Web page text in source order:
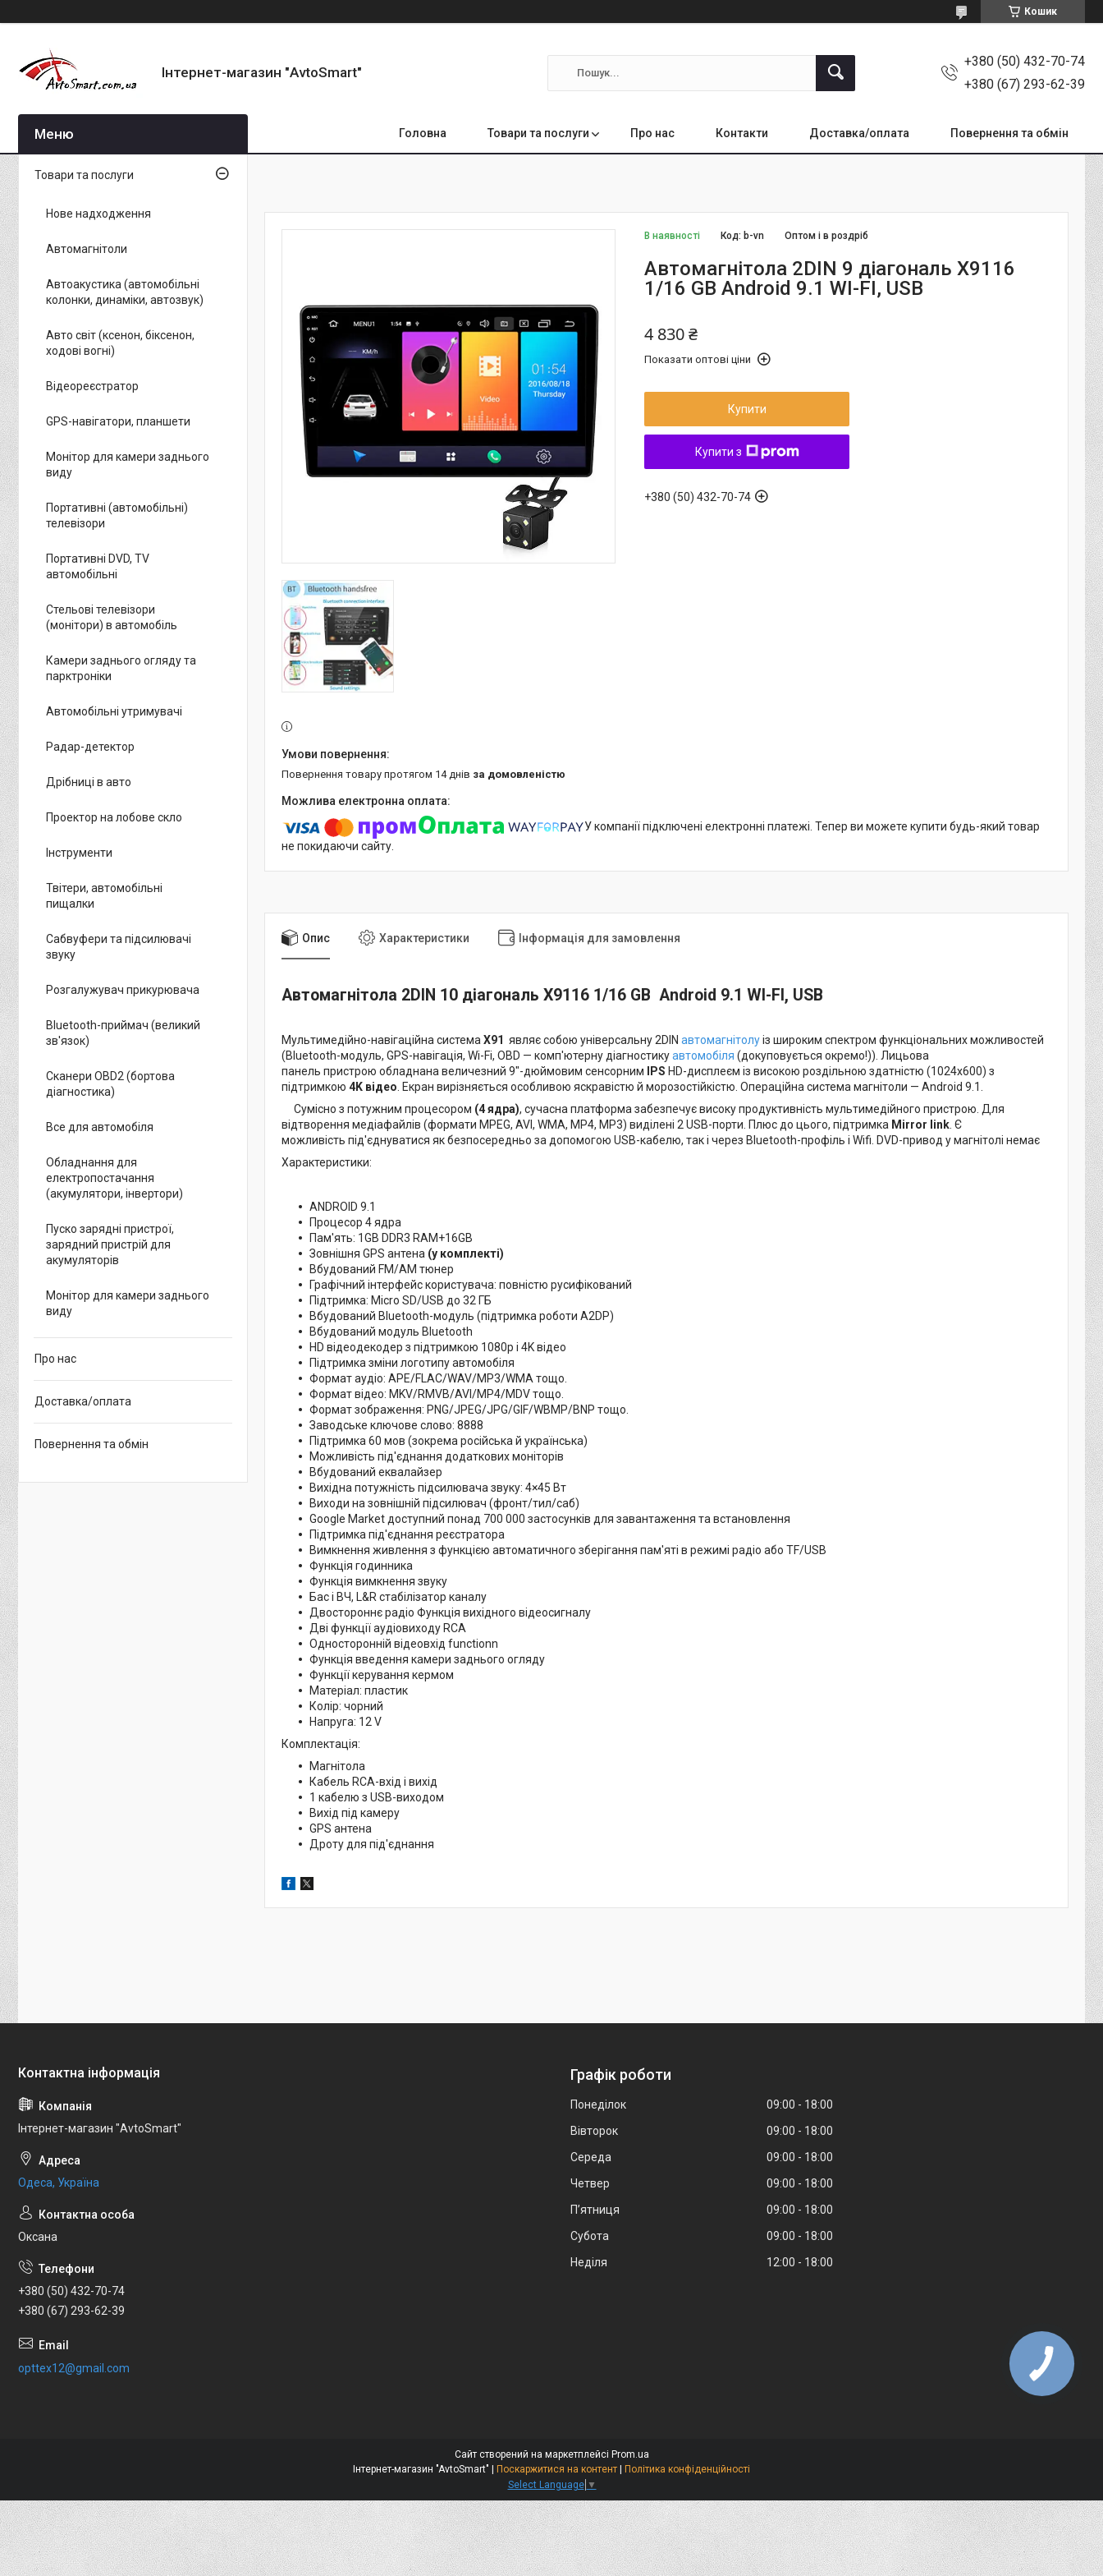
Кошик
Інтернет-магазин "AvtoSmart"
+380 (50) 432-70-74
+380 (67) 293-62-39
Головна Товари та послуги Про нас Контакти Доставка/оплата Повернення та обмін
В наявності Оптом і в роздріб
Код: b-vn
Автомагнітола 2DIN 9 діагональ X9116
1/16 GB Android 9.1 WI-FI, USB
4 830 ₴
Показати оптові ціни
Купити
Купити з
+380 (50) 432-70-74
повернення товару протягом 14 днів за домовленістю
У компанії підключені електронні платежі. Тепер ви можете купити будь-який товар
не покидаючи сайту.
Опис Характеристики Інформація для замовлення
Автомагнітола 2DIN 10 діагональ X9116 1/16 GB Android 9.1 WI-FI, USB
Мультимедійно-навігаційна система X91 являє собою універсальну 2DIN автомагнітолуіз широким спектром функціональних можливостей
(Bluetooth-модуль, GPS-навігація, Wi-Fi, OBD — комп'ютерну діагностикуавтомобіля (докуповується окремо!)). Лицьова
панель пристрою обладнана величезний 9"-дюймовим сенсорним
IPS HD-дисплеєм із високою роздільною здатністю (1024х600) з
підтримкою 4K відео . Екран вирізняється особливою яскравістю й морозостійкістю. Операційна система магнітоли — Android 9.1.
Сумісно з потужним процесором (4 ядра), сучасна платформа забезпечує високу продуктивність мультимедійного пристрою. Для
відтворення медіафайлів (формати MPEG, AVI, WMA, MP4, MP3) виділені 2 USB-порти. Плюс до цього, підтримка Mirror link . Є
можливість під'єднуватися як безпосередньо за допомогою USB-кабелю, так і через Bluetooth-профіль і Wifi. DVD-привод у магнітолі немає
Характеристики:
ANDROID 9.1
Процесор 4 ядра
Пам'ять: 1GB DDR3 RAM+16GB
Зовнішня GPS антена (у комплекті)
Вбудований FM/AM тюнер
Графічний інтерфейс користувача: повністю русифікований
Підтримка: Micro SD/USB до 32 ГБ
Вбудований Bluetooth-модуль (підтримка роботи A2DP)
Вбудований модуль Bluetooth
HD відеодекодер з підтримкою 1080p і 4K відео
Підтримка зміни логотипу автомобіля
Формат аудіо: APE/FLAC/WAV/MP3/WMA тощо.
Формат відео: MKV/RMVB/AVI/MP4/MDV тощо.
Формат зображення: PNG/JPEG/JPG/GIF/WBMP/BNP тощо.
Заводське ключове слово: 8888
Підтримка 60 мов (зокрема російська й українська)
Можливість під'єднання додаткових моніторів
Вбудований еквалайзер
Вихідна потужність підсилювача звуку: 4×45 Вт
Виходи на зовнішній підсилювач (фронт/тил/саб)
Google Market доступний понад 700 000 застосунків для завантаження та встановлення
Підтримка під'єднання реєстратора
Вимкнення живлення з функцією автоматичного зберігання пам'яті в режимі радіо або TF/USB
Функція годинника
Функція вимкнення звуку
Бас і ВЧ, L&R стабілізатор каналу
Двостороннє радіо Функція вихідного відеосигналу
Дві функції аудіовиходу RCA
Односторонній відеовхід functionn
Функція введення камери заднього огляду
Функції керування кермом
Матеріал: пластик
Колір: чорний
Напруга: 12 V
Комплектація:
Магнітола
Кабель RCA-вхід і вихід
1 кабелю з USB-виходом
Вихід під камеру
GPS антена
Дроту для під'єднання
Товари та послуги
Нове надходження
Автомагнітоли
Автоакустика (автомобільні
колонки, динаміки, автозвук)
Авто світ (ксенон, біксенон,
ходові вогні)
Відеореєстратор
GPS-навігатори, планшети
Монітор для камери заднього
виду
Портативні (автомобільні)
телевізори
Портативні DVD, TV
автомобільні
Стельові телевізори
(монітори) в автомобіль
Камери заднього огляду та
парктроніки
Автомобільні утримувачі
Радар-детектор
Дрібниці в авто
Проектор на лобове скло
Інструменти
Твітери, автомобільні
пищалки
Сабвуфери та підсилювачі
звуку
Розгалужувач прикурювача
Bluetooth-приймач (великий
зв'язок)
Сканери OBD2 (бортова
діагностика)
Все для автомобіля
Обладнання для
електропостачання
(акумулятори, інвертори)
Пуско зарядні пристрої,
зарядний пристрій для
акумуляторів
Монітор для камери заднього
виду
Про нас
Доставка/оплата
Повернення та обмін
Інтернет-магазин "AvtoSmart"
Одеса, Україна
Оксана
+380 (50) 432-70-74
+380 (67) 293-62-39
opttex12@gmail.com
Графік роботи
Понеділок 09:00
18:00
Вівторок
09:00
18:00
Середа
09:00
18:00
Четвер
09:00
18:00
Пʼятниця
09:00
18:00
Субота
09:00
18:00
Неділя
12:00 18:00
Сайт створений на маркетплейсі Prom.ua
Поскаржитися на контент
Політика конфіденційності
Select Language ▼